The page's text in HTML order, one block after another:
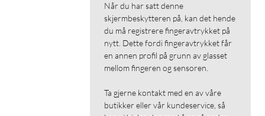
Når du har satt denne
skjermbeskytteren på, kan det hende
du må registrere fingeravtrykket på
nytt. Dette fordi fingeravtrykket får
en annen profil på grunn av glasset
mellom fingeren og sensoren.
Ta gjerne kontakt med en av våre
butikker eller vår kundeservice, så